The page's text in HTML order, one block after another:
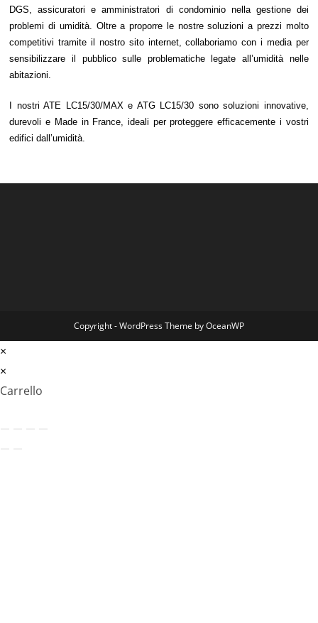
DGS, assicuratori e amministratori di condominio nella gestione dei
problemi di umidità. Oltre a proporre le nostre soluzioni a prezzi molto
competitivi tramite il nostro sito internet, collaboriamo con i media per
sensibilizzare il pubblico sulle problematiche legate all’umidità nelle
abitazioni.
I nostri ATE LC15/30/MAX e ATG LC15/30 sono soluzioni innovative,
durevoli e Made in France, ideali per proteggere efficacemente i vostri
edifici dall’umidità.
Copyright - WordPress Theme by OceanWP
×
×
Carrello